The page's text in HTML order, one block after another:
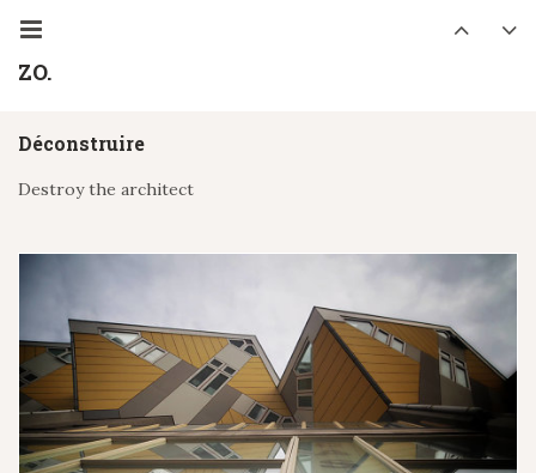
ZO.
Déconstruire
Destroy the architect